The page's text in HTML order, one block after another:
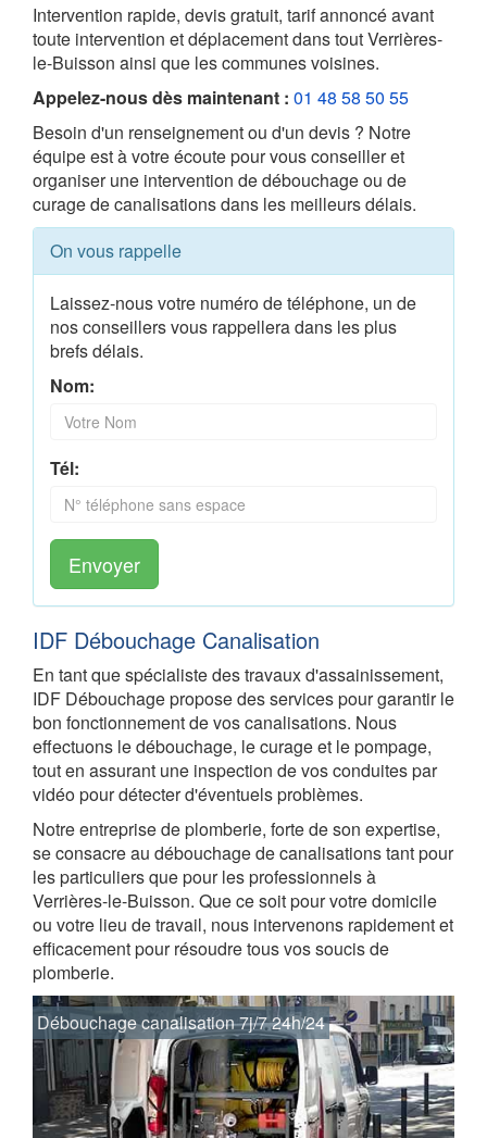
Intervention rapide, devis gratuit, tarif annoncé avant
toute intervention et déplacement dans tout Verrières-
le-Buisson ainsi que les communes voisines.
Appelez-nous dès maintenant : 01 48 58 50 55
Besoin d'un renseignement ou d'un devis ? Notre
équipe est à votre écoute pour vous conseiller et
organiser une intervention de débouchage ou de
curage de canalisations dans les meilleurs délais.
On vous rappelle
Laissez-nous votre numéro de téléphone, un de
nos conseillers vous rappellera dans les plus
brefs délais.
Nom:
Tél:
Envoyer
IDF Débouchage Canalisation
En tant que spécialiste des travaux d'assainissement,
IDF Débouchage propose des services pour garantir le
bon fonctionnement de vos canalisations. Nous
effectuons le débouchage, le curage et le pompage,
tout en assurant une inspection de vos conduites par
vidéo pour détecter d'éventuels problèmes.
Notre entreprise de plomberie, forte de son expertise,
se consacre au débouchage de canalisations tant pour
les particuliers que pour les professionnels à
Verrières-le-Buisson. Que ce soit pour votre domicile
ou votre lieu de travail, nous intervenons rapidement et
efficacement pour résoudre tous vos soucis de
plomberie.
Débouchage canalisation 7j/7 24h/24